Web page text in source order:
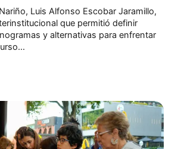
Luis Alfonso Escobar Jaramillo,
que permitió definir
y alternativas para enfrentar